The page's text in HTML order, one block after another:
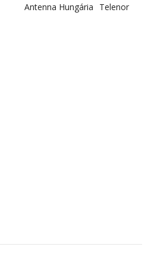
Antenna Hungária Telenor